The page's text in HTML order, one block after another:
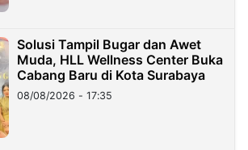
Solusi Tampil Bugar dan Awet
Muda, HLL Wellness Center Buka
Cabang Baru di Kota Surabaya
08/08/2026 - 17:35